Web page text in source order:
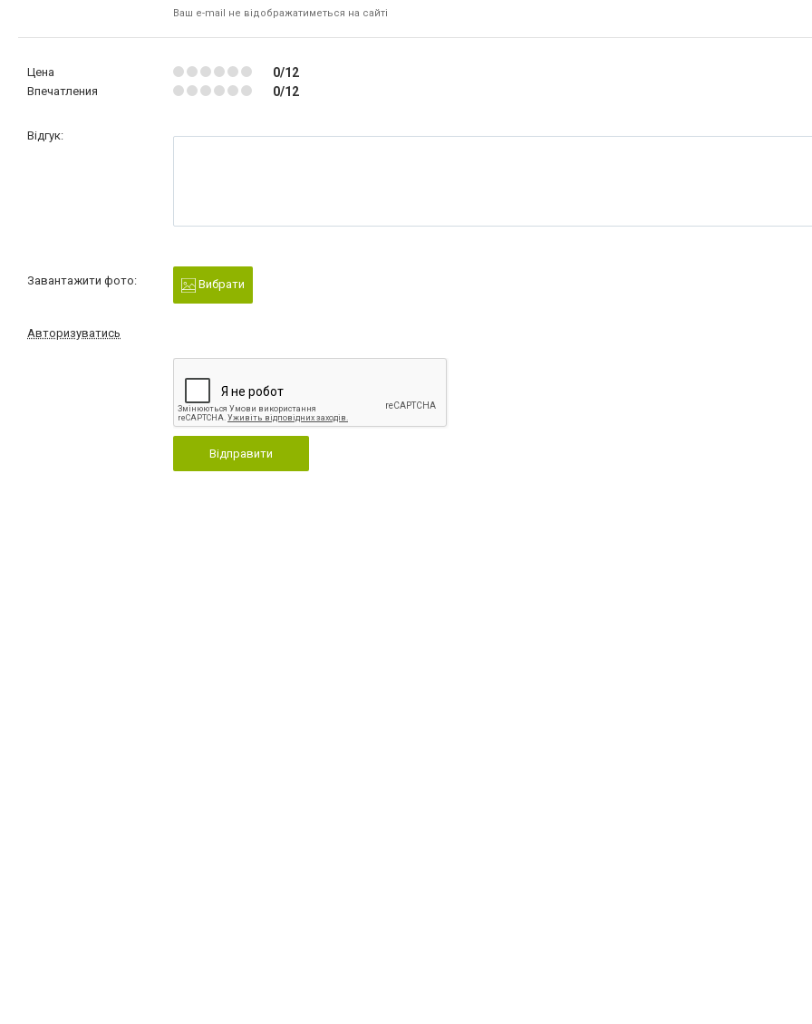
Ваш e-mail не відображатиметься на сайті
Цена 0/12
Впечатления 0/12
Відгук:
Завантажити фото: Вибрати
Авторизуватись
Відправити